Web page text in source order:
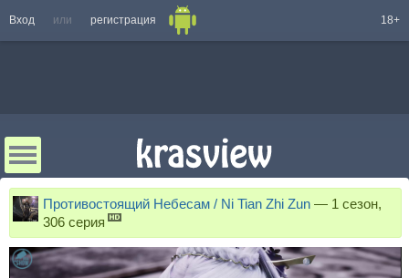
Вход или регистрация 18+
Противостоящий Небесам / Ni Tian Zhi Zun — 1 сезон,
306 серия